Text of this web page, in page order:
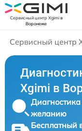
Сервисный центр Xgimiв
Воронеже
Сервисный центр
Xgimi в
желанию
Бесплатный